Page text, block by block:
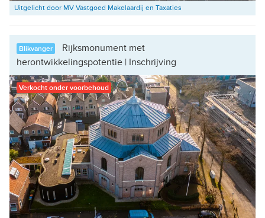
Uitgelicht door MV Vastgoed Makelaardij en Taxaties
Blikvanger
Rijksmonument met
herontwikkelingspotentie | Inschrijving
Verkocht onder voorbehoud